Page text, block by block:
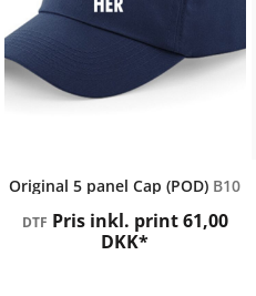
Original 5 panel Cap (POD) B10
DTF Pris inkl. print61,00
DKK*